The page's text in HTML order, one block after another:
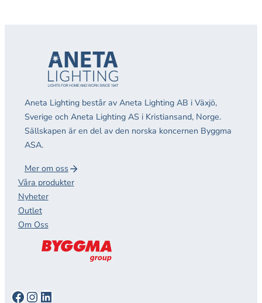
Aneta Lighting består av Aneta Lighting AB i Växjö,
Sverige och Aneta Lighting AS i Kristiansand, Norge.
Sällskapen är en del av den norska koncernen Byggma
ASA.
Mer om oss
Våra produkter
Nyheter
Outlet
Om Oss
Facebook
Instagram
LinkedIn